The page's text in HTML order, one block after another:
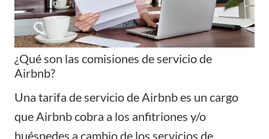
¿Qué son las comisiones de servicio de
Airbnb?
Una tarifa de servicio de Airbnb es un cargo
que Airbnb cobra a los anfitriones y/o
huéspedes a cambio de los servicios de